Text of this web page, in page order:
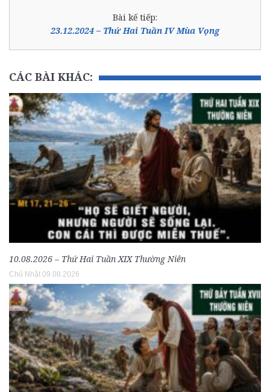
Bài kế tiếp:
23.12.2024 – Thứ Hai Tuần IV Mùa Vọng
CÁC BÀI KHÁC:
10.08.2026 – Thứ Hai Tuần XIX Thường Niên
Chủ Nhật 09.08.2026